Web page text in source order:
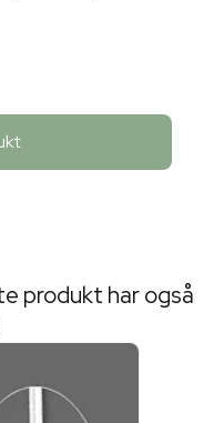
produkt har også